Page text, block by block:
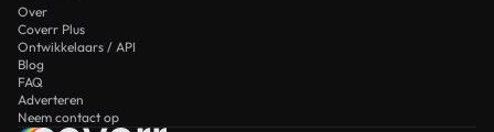
Over
Coverr Plus
Ontwikkelaars / API
Blog
FAQ
Adverteren
Neem contact op